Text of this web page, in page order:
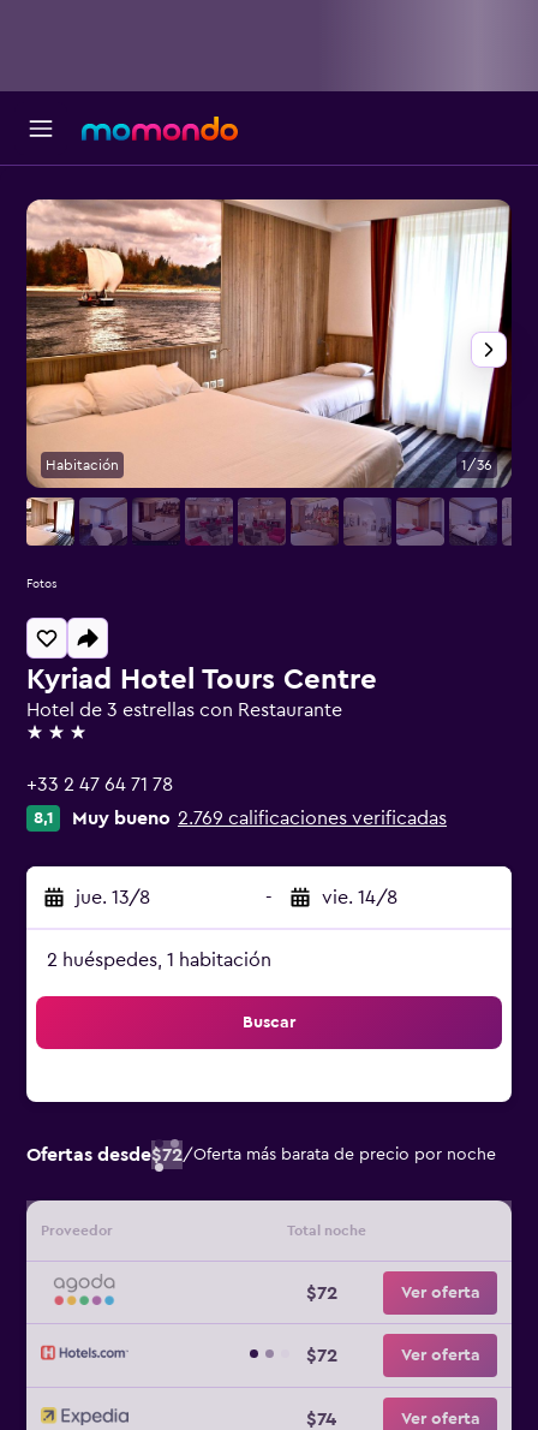
Kyriad Hotel Tours Centre
Hotel de 3 estrellas con Restaurante
3 estrellas
+33 2 47 64 71 78
8,1 Muy bueno 2.769 calificaciones verificadas
jue. 13/8 - vie. 14/8
2 huéspedes, 1 habitación
Buscar
Ofertas desde$72/Oferta más barata de precio por noche
Proveedor Total noche
$72 Ver oferta
$72 Ver oferta
$74 Ver oferta
Habitación 1/36
Fotos